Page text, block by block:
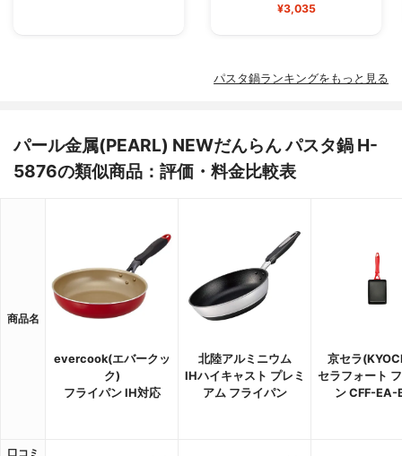
¥3,035
パスタ鍋ランキングをもっと見る
パール金属(PEARL) NEWだんらん パスタ鍋 H-
5876の類似商品：評価・料金比較表
商品名
evercook(エバークッ
ク)
フライパン IH対応
北陸アルミニウム
IHハイキャスト プレミ
アム フライパン
京セラ
セラフォート
ン CFF-EA-
口コミ